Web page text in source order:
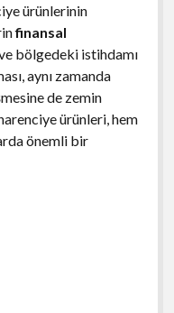
ürünlerinin
finansal
bölgedeki istihdamı
aynı zamanda
de zemin
ürünleri, hem
önemli bir